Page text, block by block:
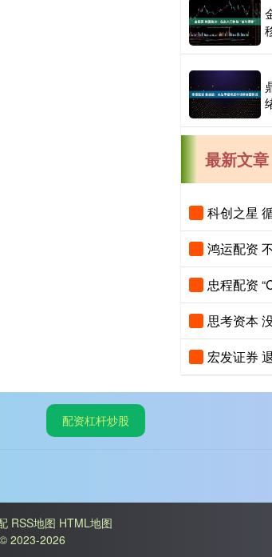
最新文章
科创之星
配资杠杆炒股
RSS地图 HTML地图
© 2023-2026